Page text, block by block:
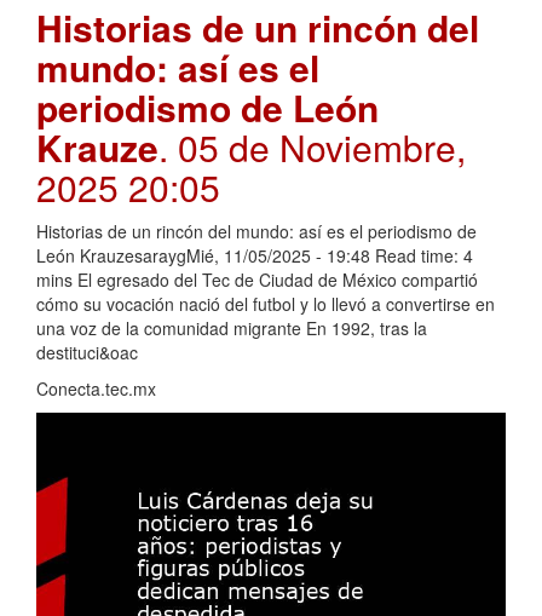
Historias de un rincón del
mundo: así es el
periodismo de León
Krauze. 05 de Noviembre,
2025 20:05
Historias de un rincón del mundo: así es el periodismo de
León KrauzesaraygMié, 11/05/2025 - 19:48 Read time: 4
mins El egresado del Tec de Ciudad de México compartió
cómo su vocación nació del futbol y lo llevó a convertirse en
una voz de la comunidad migrante En 1992, tras la
destituci&oac
Conecta.tec.mx